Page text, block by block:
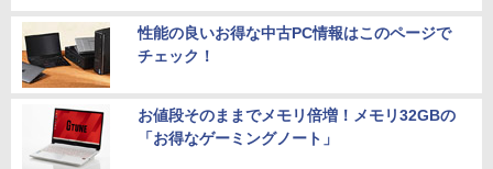
性能の良いお得な中古PC情報はこのページで
チェック！
お値段そのままでメモリ倍増！メモリ32GBの
「お得なゲーミングノート」